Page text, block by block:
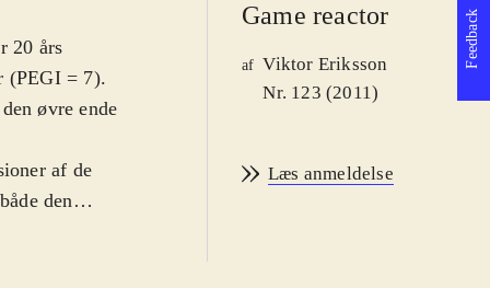
20 års
(PEGI = 7).
øvre ende
af de
den
Game reactor
af Viktor Eriksson
Nr. 123 (2011)
Læs anmeldelse
Feedback